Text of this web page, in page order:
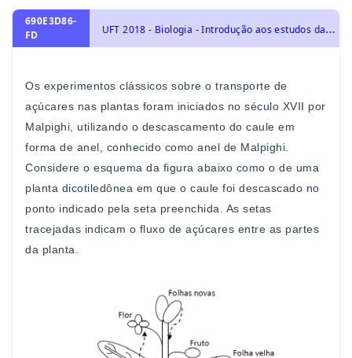
690E3D86-
FD
U
FT 2018 - Biologia - Introdução aos estudos das Plantas, Identidade dos seres vivos
Os experimentos clássicos sobre o transporte de
açúcares nas plantas foram iniciados no século XVII por
Malpighi, utilizando o descascamento do caule em
forma de anel, conhecido como anel de Malpighi.
Considere o esquema da figura abaixo como o de uma
planta dicotiledônea em que o caule foi descascado no
ponto indicado pela seta preenchida. As setas
tracejadas indicam o fluxo de açúcares entre as partes
da planta.